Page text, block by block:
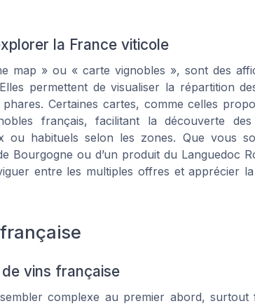
la France viticole
map » ou « carte vignobles », sont des
permettent de visualiser la répartition
Certaines cartes, comme celles
français, facilitant la découverte des
ou habituels selon les zones. Que vous
Bourgogne ou d’un produit du Languedoc
entre les multiples offres et apprécier
vins française
complexe au premier abord, surtout